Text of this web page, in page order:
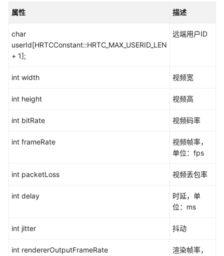
属性 描述
char
userId[HRTCConstant::HRTC_MAX_USERID_LEN
+ 1];
远端用户ID
int width 视频宽
int height 视频高
int bitRate 视频码率
int frameRate
视频帧率，
单位：fps
int packetLoss 视频丢包率
int delay
时延，单
位：ms
int jitter 抖动
int rendererOutputFrameRate
渲染帧率，